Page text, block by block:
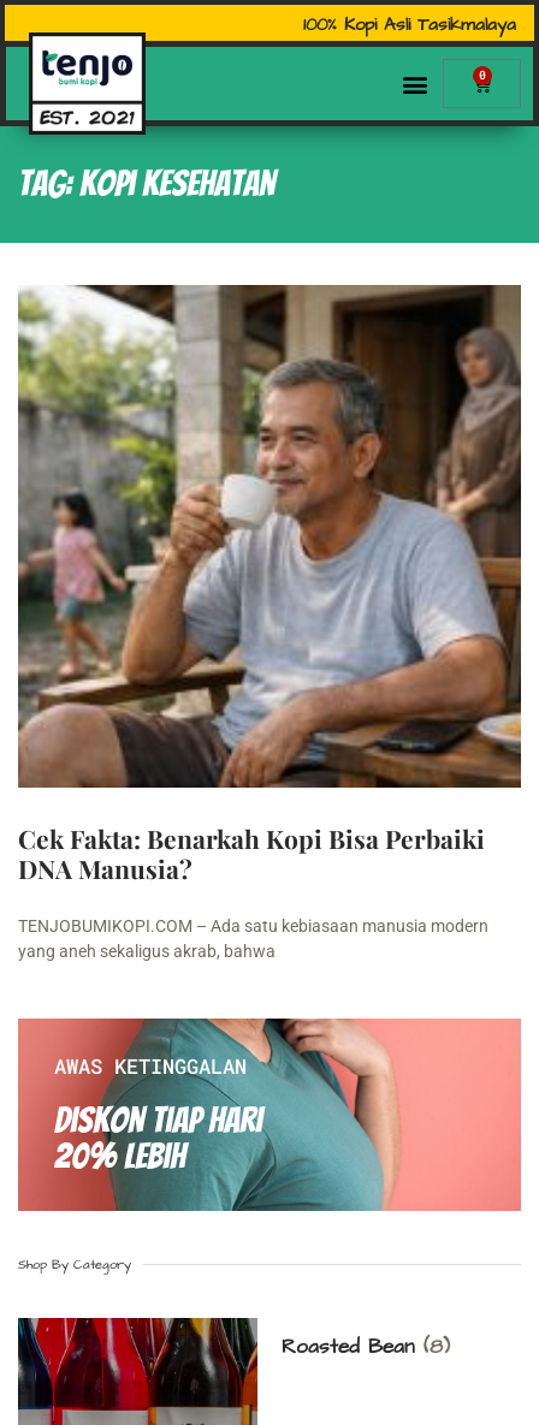
100% Kopi Asli Tasikmalaya
0
Tag: kopi kesehatan
Cek Fakta: Benarkah Kopi Bisa Perbaiki
DNA Manusia?
TENJOBUMIKOPI.COM – Ada satu kebiasaan manusia modern
yang aneh sekaligus akrab, bahwa
AWAS KETINGGALAN
Diskon Tiap hari
20% Lebih
Shop By Category
Roasted Bean (8)